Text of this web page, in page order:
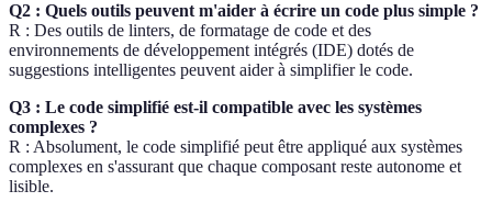
Q2 : Quels outils peuvent m'aider à écrire un code plus simple ?
R : Des outils de linters, de formatage de code et des
environnements de développement intégrés (IDE) dotés de
suggestions intelligentes peuvent aider à simplifier le code.
Q3 : Le code simplifié est-il compatible avec les systèmes
complexes ?
R : Absolument, le code simplifié peut être appliqué aux systèmes
complexes en s'assurant que chaque composant reste autonome et
lisible.